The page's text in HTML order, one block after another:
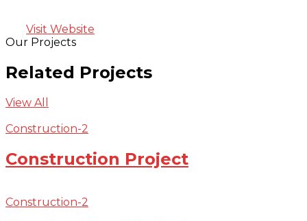
Visit Website
Our Projects
Related Projects
View All
Construction-2
Construction Project
Construction-2